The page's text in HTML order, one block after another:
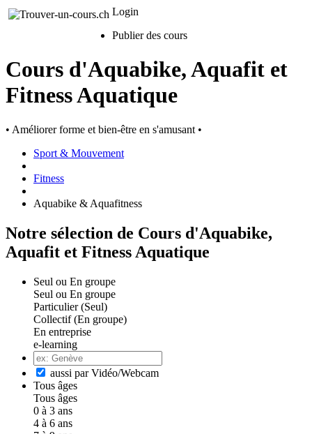
Login
Publier des cours
Cours d'Aquabike, Aquafit et
Fitness Aquatique
• Améliorer forme et bien-être en s'amusant •
Sport & Mouvement
Fitness
Aquabike & Aquafitness
Notre sélection de Cours d'Aquabike,
Aquafit et Fitness Aquatique
Seul ou En groupe
Seul ou En groupe
Particulier (Seul)
Collectif (En groupe)
En entreprise
e-learning
aussi par Vidéo/Webcam
Tous âges
Tous âges
0 à 3 ans
4 à 6 ans